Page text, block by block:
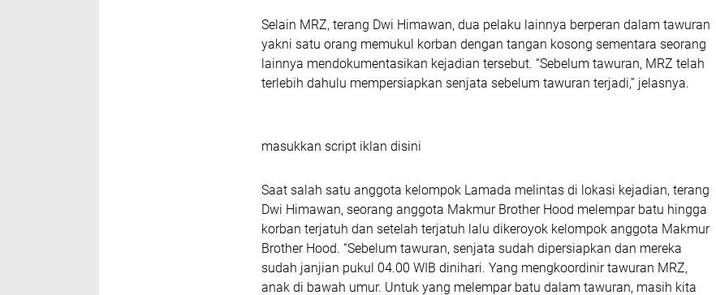
Selain MRZ, terang Dwi Himawan, dua pelaku lainnya berperan dalam tawuran
yakni satu orang memukul korban dengan tangan kosong sementara seorang
lainnya mendokumentasikan kejadian tersebut. “Sebelum tawuran, MRZ telah
terlebih dahulu mempersiapkan senjata sebelum tawuran terjadi,” jelasnya.
masukkan script iklan disini
Saat salah satu anggota kelompok Lamada melintas di lokasi kejadian, terang
Dwi Himawan, seorang anggota Makmur Brother Hood melempar batu hingga
korban terjatuh dan setelah terjatuh lalu dikeroyok kelompok anggota Makmur
Brother Hood. “Sebelum tawuran, senjata sudah dipersiapkan dan mereka
sudah janjian pukul 04.00 WIB dinihari. Yang mengkoordinir tawuran MRZ,
anak di bawah umur. Untuk yang melempar batu dalam tawuran, masih kita